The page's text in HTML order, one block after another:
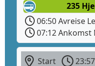
235
06:50 Avreise
07:12 Ankomst
Start 23:57